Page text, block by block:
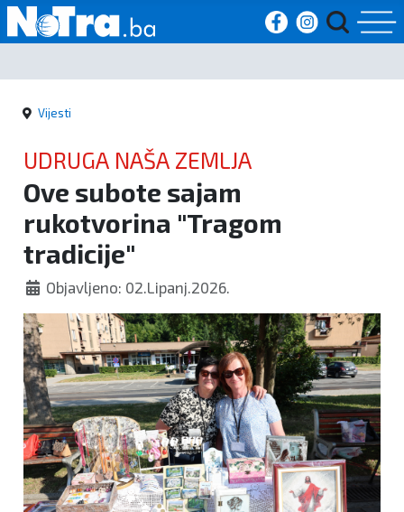
Početna
Vijesti
Sport
Kultura
Crna
kronika
Politika
Zanimljivosti
Vijesti
UDRUGA NAŠA ZEMLJA
Ove subote sajam
rukotvorina "Tragom
tradicije"
Objavljeno: 02.Lipanj.2026.